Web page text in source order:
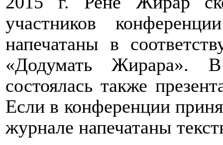
участников
напечатаны в
«Додумать Жирара».
состоялась также
Если в конференции
журнале напечатаны